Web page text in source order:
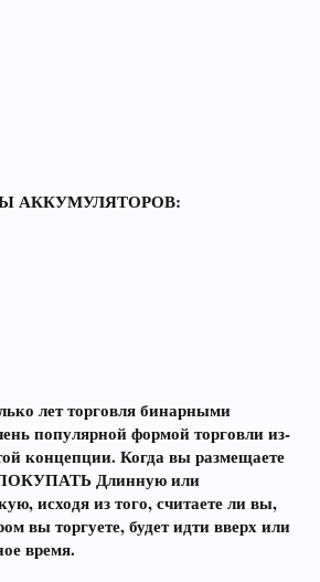
АККУМУЛЯТОРОВ:
лет торговля бинарными
популярной формой торговли из-
концепции. Когда вы размещаете
ПОКУПАТЬ Длинную или
исходя из того, считаете ли вы,
вы торгуете, будет идти вверх или
время.